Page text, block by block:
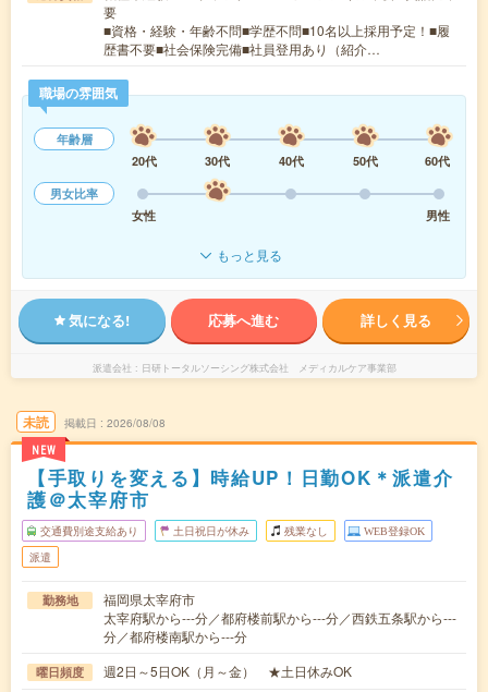
要
■資格・経験・年齢不問■学歴不問■10名以上採用予定！■履
歴書不要■社会保険完備■社員登用あり（紹介…
職場の雰囲気
年齢層
20代
30代 40代 50代
60代
男女比率
女性
男性
もっと見る
気になる! 応募へ進む 詳しく見る
派遣会社 日研トータルソーシング株式会社 メディカルケア事業部
未読
NEW
掲載日 2026/08/08
【手取りを変える】時給UP！日勤OK＊派遣介
護＠太宰府市
交通費別途支給あり 土日祝日が休み 残業なし WEB登録OK
派遣
勤務地
福岡県太宰府市
太宰府駅から---分／都府楼前駅から---分／西鉄五条駅から---
分／都府楼南駅から---分
曜日頻度 週2日～5日OK（月～金） ★土日休みOK